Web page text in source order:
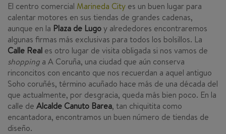
El centro comercial Marineda City es un buen lugar para
calentar motores en sus tiendas de grandes cadenas,
aunque en la Plaza de Lugoy alrededores encontraremos
algunas firmas más exclusivas para todos los bolsillos. La
Calle Real es otro lugar de visita obligada si nos vamos de
shopping a A Coruña, una ciudad que aún conserva
rinconcitos con encanto que nos recuerdan a aquel antiguo
Soho coruñés, término acuñado hace más de una década del
que actualmente, por desgracia, queda más bien poco. En la
calle de Alcalde Canuto Barea, tan chiquitita como
encantadora, encontramos un buen número de tiendas de
diseño.